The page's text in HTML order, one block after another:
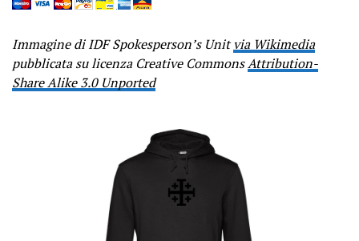
Immagine di IDF Spokesperson’s Unitvia Wikimedia
pubblicata su licenza Creative CommonsAttribution-
Share Alike 3.0 Unported